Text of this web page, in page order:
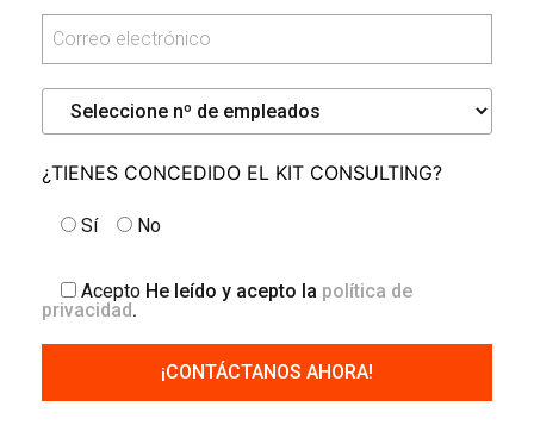
¿TIENES CONCEDIDO EL KIT CONSULTING?
Sí No
Acepto He leído y acepto la política de
privacidad.